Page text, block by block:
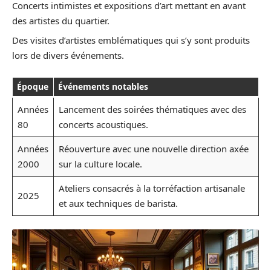
Concerts intimistes et expositions d’art mettant en avant
des artistes du quartier.
Des visites d’artistes emblématiques qui s’y sont produits
lors de divers événements.
Époque Événements notables
Années
80
Lancement des soirées thématiques avec des
concerts acoustiques.
Années
2000
Réouverture avec une nouvelle direction axée
sur la culture locale.
2025
Ateliers consacrés à la torréfaction artisanale
et aux techniques de barista.